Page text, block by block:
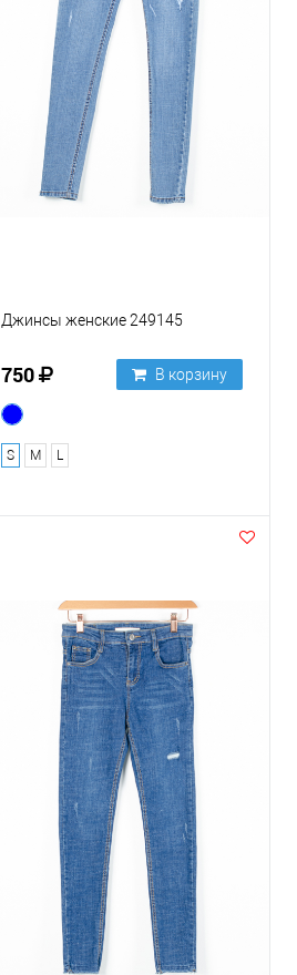
Джинсы женские 249145
750 В корзину
S M L